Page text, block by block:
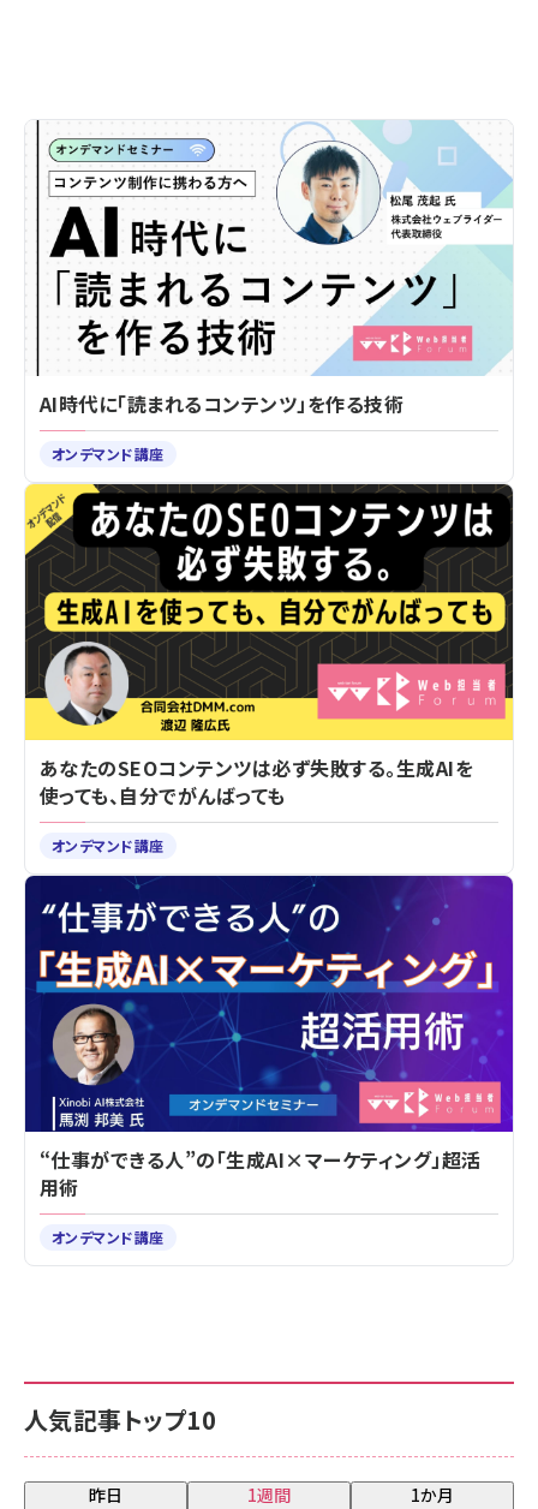
人気記事トップ10
昨日 1週間 1か月
AI時代に「読まれるコンテンツ」を作る技術
オンデマンド講座
あなたのSEOコンテンツは必ず失敗する。生成AIを
使っても、自分でがんばっても
オンデマンド講座
“仕事ができる人”の「生成AI×マーケティング」超活
用術
オンデマンド講座